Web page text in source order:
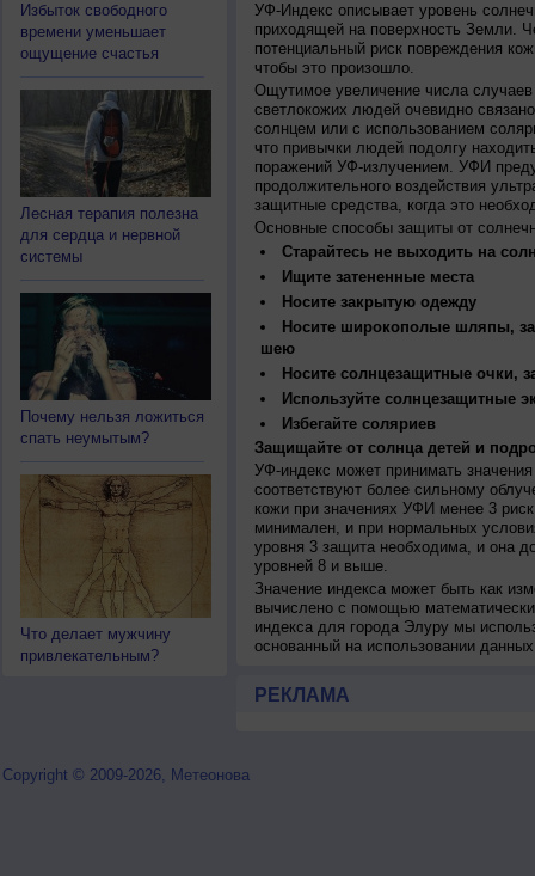
Избыток свободного
времени уменьшает
ощущение счастья
Лесная терапия полезна
для сердца и нервной
системы
Почему нельзя ложиться
спать неумытым?
Что делает мужчину
привлекательным?
УФ-Индекс описывает уровень
приходящей на поверхность Земли.
потенциальный риск повреждения
чтобы это произошло.
Ощутимое увеличение числа
светлокожих людей очевидно
солнцем или с использованием
что привычки людей подолгу
поражений УФ-излучением. УФИ
продолжительного воздействия
защитные средства, когда это
Основные способы защиты от
Старайтесь не выходить на
Ищите затененные места
Носите закрытую одежду
Носите широкополые шляпы,
шею
Носите солнцезащитные очки,
Используйте солнцезащитные
Избегайте соляриев
Защищайте от солнца детей и
УФ-индекс может принимать
соответствуют более сильному
кожи при значениях УФИ менее 3
минимален, и при нормальных
уровня 3 защита необходима, и она
уровней 8 и выше.
Значение индекса может быть как
вычислено с помощью
индекса для города Элуру мы
основанный на использовании
РЕКЛАМА
Copyright © 2009-2026, Метеонова